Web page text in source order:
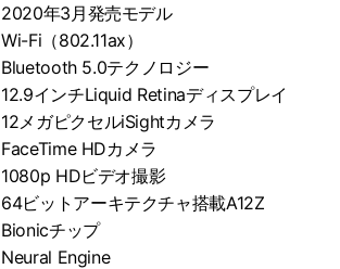
2020年3月発売モデル
Wi-Fi（802.11ax）
Bluetooth 5.0テクノロジー
12.9インチLiquid Retinaディスプレイ
12メガピクセルiSightカメラ
FaceTime HDカメラ
1080p HDビデオ撮影
64ビットアーキテクチャ搭載A12Z
Bionicチップ
Neural Engine